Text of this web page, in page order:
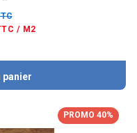
/ M2
panier
PROMO 40%